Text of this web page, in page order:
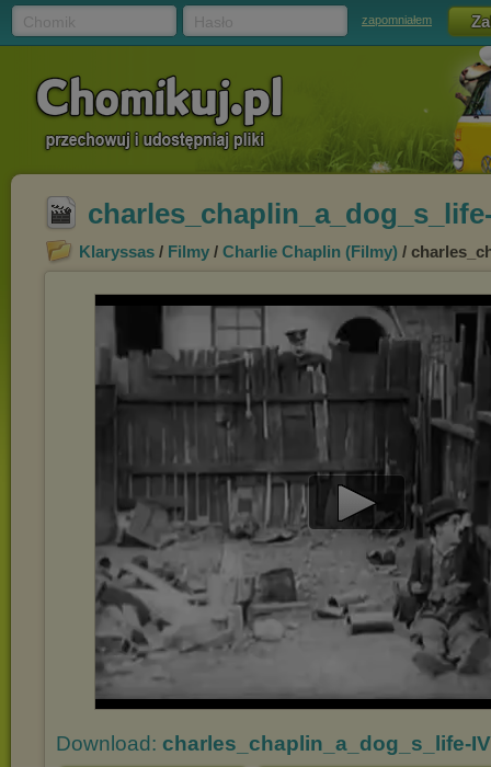
zapomniałem
Klaryssas / Filmy / Charlie Chaplin (Filmy) /
Play
Video
Download: charles_chaplin_a_dog_s_life-